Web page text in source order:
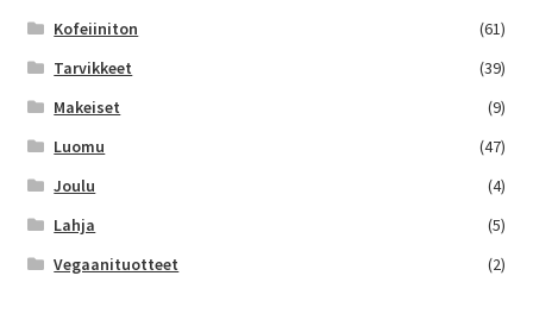
Kofeiiniton
(61)
Tarvikkeet
(39)
Makeiset
(9)
Luomu
(47)
Joulu
(4)
Lahja
(5)
Vegaanituotteet
(2)